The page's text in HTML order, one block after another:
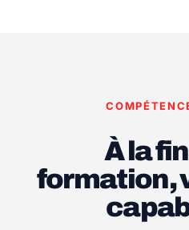
À la
formation,